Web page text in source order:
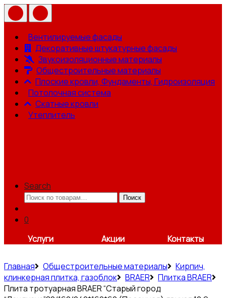
Вентилируемые фасады
Декоративные штукатурные фасады
Звукоизоляционные материалы
Общестроительные материалы
Плоские кровли, Фундаменты, Гидроизоляция
Потолочная система
Скатные кровли
Утеплитель
Search
Искать:
Поиск
0
Услуги
Акции Контакты
Главная Общестроительные материалы
Кирпич,
клинкерная плитка, газоблок
BRAER
Плитка BRAER
Плита тротуарная BRAER “Старый город